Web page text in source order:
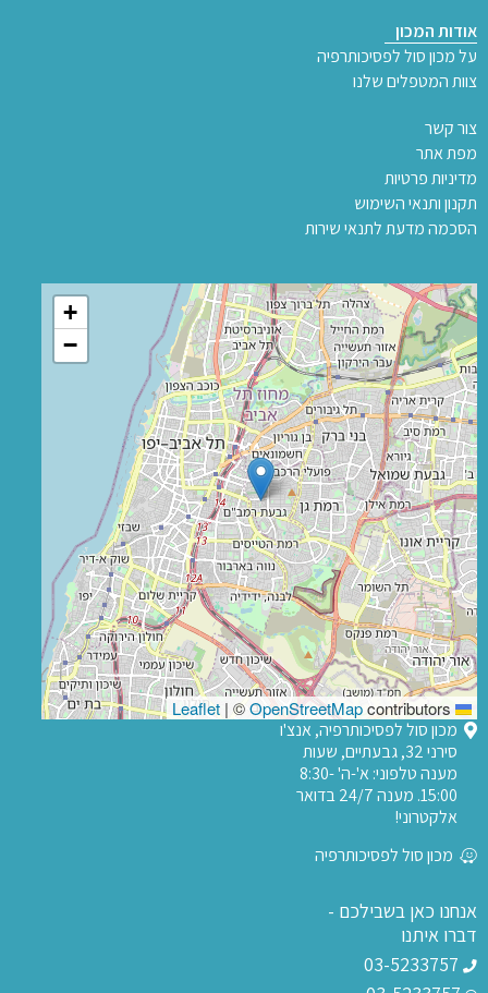
אודות המכון
על מכון סול לפסיכותרפיה
צוות המטפלים שלנו
צור קשר
מפת אתר
מדיניות פרטיות
תקנון ותנאי השימוש
הסכמה מדעת לתנאי שירות
+
−
| ©OpenStreetMapcontributors
מכון סול לפסיכותרפיה, אנצ'ו
סירני 32, גבעתיים, שעות
מענה טלפוני: א'-ה' 8:30-
15:00. מענה 24/7 בדואר
אלקטרוני!
מכון סול לפסיכותרפיה
אנחנו כאן בשבילכם -
דברו איתנו